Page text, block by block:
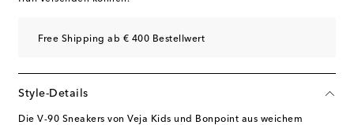
Free Shipping ab € 400 Bestellwert
Style-Details
Die V-90 Sneakers von Veja Kids und Bonpoint aus weichem